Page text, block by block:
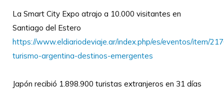
La Smart City Expo atrajo a 10.000 visitantes en
Santiago del Estero
https://www.eldiariodeviaje.ar/index.php/es/eventos/item/
turismo-argentina-destinos-emergentes
Japón recibió 1.898.900 turistas extranjeros en 31 días